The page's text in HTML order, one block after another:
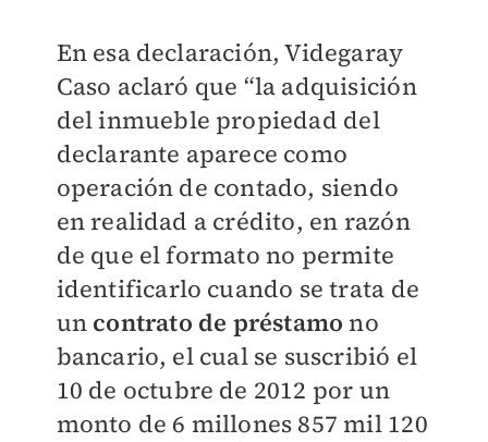
En esa declaración, Videgaray
Caso aclaró que “la adquisición
del inmueble propiedad del
declarante aparece como
operación de contado, siendo
en realidad a crédito, en razón
de que el formato no permite
identificarlo cuando se trata de
un contrato de préstamo no
bancario, el cual se suscribió el
10 de octubre de 2012 por un
monto de 6 millones 857 mil 120